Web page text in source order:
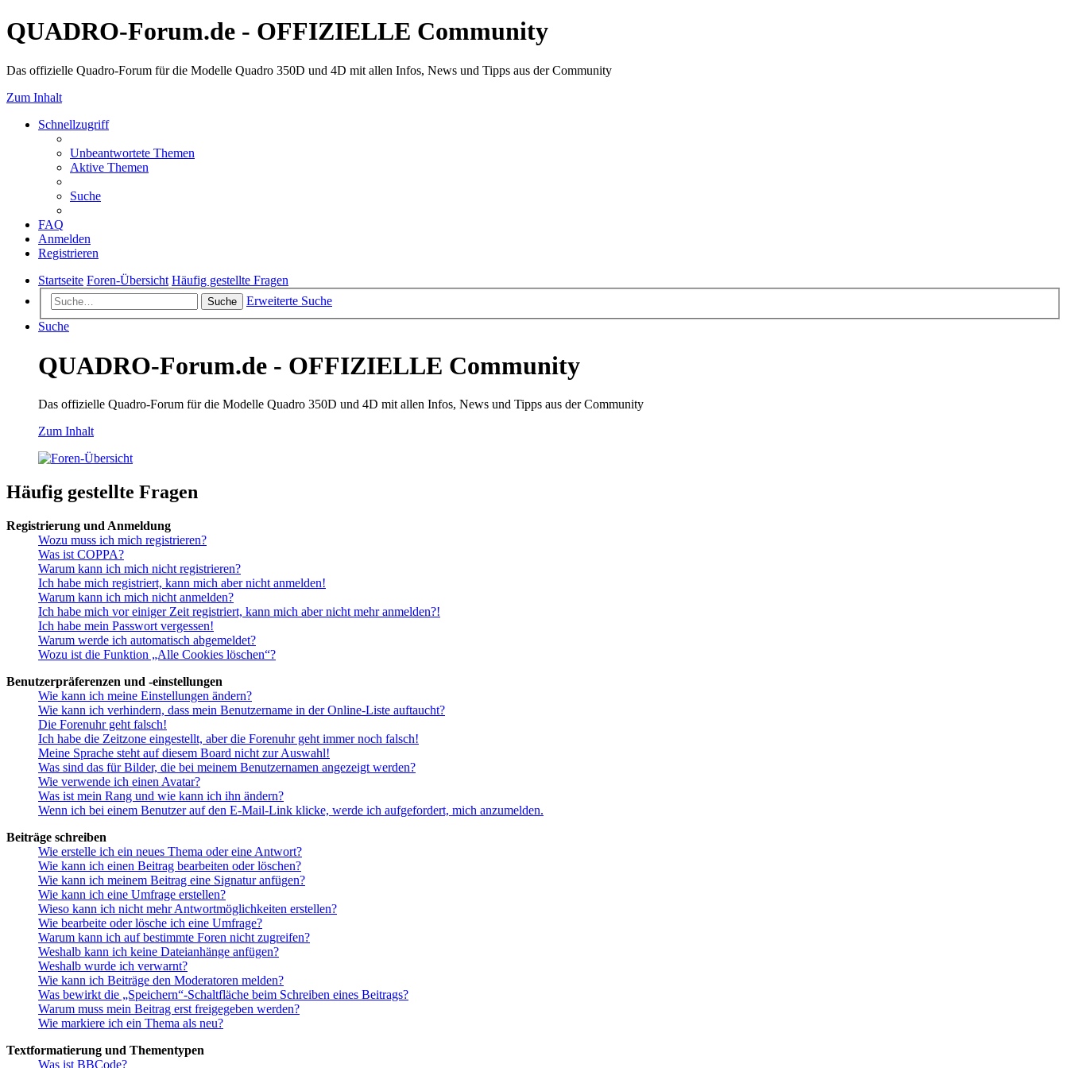
QUADRO-Forum.de - OFFIZIELLE Community
Das offizielle Quadro-Forum für die Modelle Quadro 350D und 4D mit allen Infos, News und Tipps aus der Community
Zum Inhalt
Schnellzugriff
Unbeantwortete Themen
Aktive Themen
Suche
FAQ
Anmelden
Registrieren
Startseite Foren-Übersicht Häufig gestellte Fragen
Suche
Erweiterte Suche
Suche
QUADRO-Forum.de - OFFIZIELLE Community
Das offizielle Quadro-Forum für die Modelle Quadro 350D und 4D mit allen Infos, News und Tipps aus der Community
Zum Inhalt
Häufig gestellte Fragen
Registrierung und Anmeldung
Wozu muss ich mich registrieren?
Was ist COPPA?
Warum kann ich mich nicht registrieren?
Ich habe mich registriert, kann mich aber nicht anmelden!
Warum kann ich mich nicht anmelden?
Ich habe mich vor einiger Zeit registriert, kann mich aber nicht mehr anmelden?!
Ich habe mein Passwort vergessen!
Warum werde ich automatisch abgemeldet?
Wozu ist die Funktion „Alle Cookies löschen“?
Benutzerpräferenzen und -einstellungen
Wie kann ich meine Einstellungen ändern?
Wie kann ich verhindern, dass mein Benutzername in der Online-Liste auftaucht?
Die Forenuhr geht falsch!
Ich habe die Zeitzone eingestellt, aber die Forenuhr geht immer noch falsch!
Meine Sprache steht auf diesem Board nicht zur Auswahl!
Was sind das für Bilder, die bei meinem Benutzernamen angezeigt werden?
Wie verwende ich einen Avatar?
Was ist mein Rang und wie kann ich ihn ändern?
Wenn ich bei einem Benutzer auf den E-Mail-Link klicke, werde ich aufgefordert, mich anzumelden.
Beiträge schreiben
Wie erstelle ich ein neues Thema oder eine Antwort?
Wie kann ich einen Beitrag bearbeiten oder löschen?
Wie kann ich meinem Beitrag eine Signatur anfügen?
Wie kann ich eine Umfrage erstellen?
Wieso kann ich nicht mehr Antwortmöglichkeiten erstellen?
Wie bearbeite oder lösche ich eine Umfrage?
Warum kann ich auf bestimmte Foren nicht zugreifen?
Weshalb kann ich keine Dateianhänge anfügen?
Weshalb wurde ich verwarnt?
Wie kann ich Beiträge den Moderatoren melden?
Was bewirkt die „Speichern“-Schaltfläche beim Schreiben eines Beitrags?
Warum muss mein Beitrag erst freigegeben werden?
Wie markiere ich ein Thema als neu?
Textformatierung und Thementypen
Was ist BBCode?